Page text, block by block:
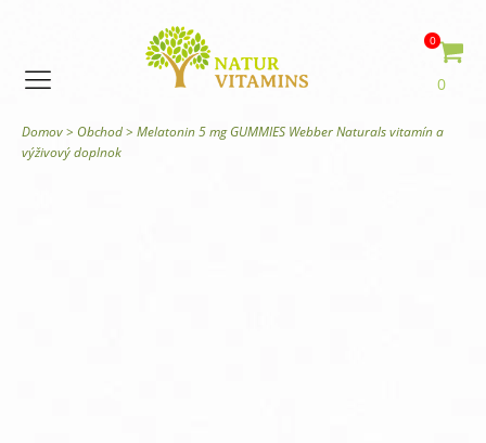
0
0
Domov> Obchod> Melatonin 5 mg GUMMIES Webber Naturals vitamín a
výživový doplnok